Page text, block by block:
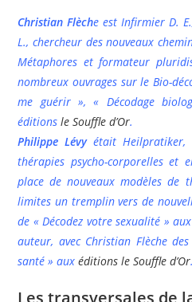
Christian Flèche est Infirmier D.
L., chercheur des nouveaux
Métaphores et formateur
nombreux ouvrages sur le Bio-
me guérir », « Décodage
éditionsle Souffle d’Or.
Philippe Lévyétait Heilpratiker,
thérapies psycho-corporelles et
place de nouveaux modèles de
limites un tremplin vers de
de « Décodez votre sexualité »
auteur, avec Christian Flèche
santé » auxéditions le Souffle d’Or.
Les transversales de